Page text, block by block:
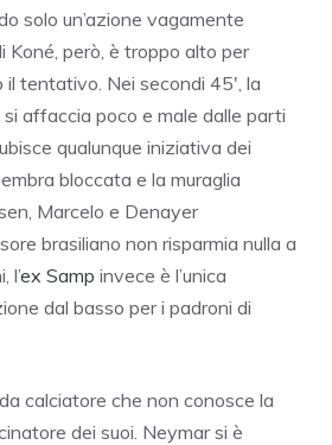
solo un’azione vagamente
Koné, però, è troppo alto per
tentativo. Nei secondi 45′, la
affaccia poco e male dalle parti
qualunque iniziativa dei
bloccata e la muraglia
Marcelo e Denayer
brasiliano non risparmia nulla a
l’ex Samp invece è l’unica
dal basso per i padroni di
calciatore che non conosce la
dei suoi. Neymar si è